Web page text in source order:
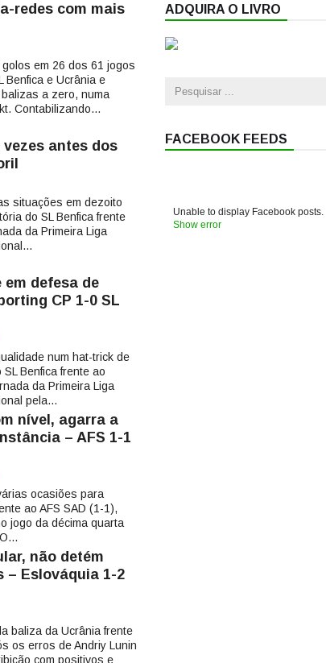
redes com mais
em 26 dos 61 jogos
Benfica e Ucrânia e
a zero, numa
Contabilizando...
antes dos
situações em dezoito
do SL Benfica frente
da Primeira Liga
defesa de
CP 1-0 SL
num hat-trick de
Benfica frente ao
da Primeira Liga
pela...
nível, agarra a
– AFS 1-1
ocasiões para
ao AFS SAD (1-1),
jogo da décima quarta
não detém
– Eslováquia 1-2
baliza da Ucrânia frente
os erros de Andriy Lunin
com positivos e
ADQUIRA O LIVRO
FACEBOOK FEEDS
Unable to display Facebook posts.
Show error